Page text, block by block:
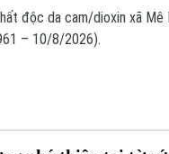
độc da cam/dioxin xã
– 10/8/2026).